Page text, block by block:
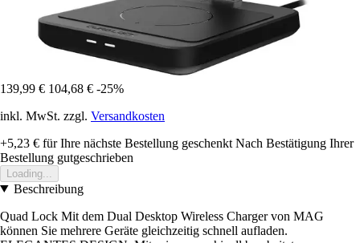
139,99 € 104,68 € -25%
inkl. MwSt. zzgl. Versandkosten
+5,23 € für Ihre nächste Bestellung geschenkt Nach Bestätigung Ihrer
Bestellung gutgeschrieben
Loading...
Beschreibung
Quad Lock Mit dem Dual Desktop Wireless Charger von MAG
können Sie mehrere Geräte gleichzeitig schnell aufladen.